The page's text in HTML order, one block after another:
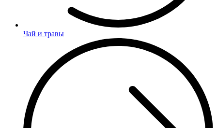
Чай и травы